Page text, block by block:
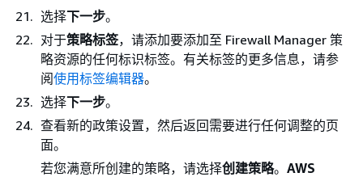
选择下一步。
对于策略标签，请添加要添加至 Firewall Manager 策
略资源的任何标识标签。有关标签的更多信息，请参
阅使用标签编辑器。
选择下一步。
查看新的政策设置，然后返回需要进行任何调整的页
面。
若您满意所创建的策略，请选择创建策略。 AWS